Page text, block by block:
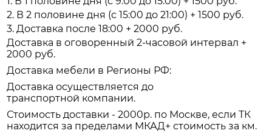
2. В 2 половине дня (с 15:00 до 21:00) + 1500 руб.
3. Доставка после 18:00 + 2000 руб.
Доставка в оговоренный 2-часовой интервал +
2000 руб.
Доставка мебели в Регионы РФ:
Доставка осуществляется до
транспортной компании.
Стоимость доставки - 2000р. по Москве, если ТК
находится за пределами МКАД+ стоимость за км.